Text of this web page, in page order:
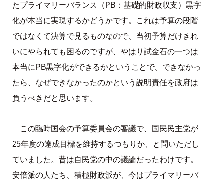
たプライマリーバランス（PB：基礎的財政収支）黒字
化が本当に実現するかどうかです。これは予算の段階
ではなくて決算で見るものなので、当初予算だけきれ
いにやられても困るのですが、やはり試金石の一つは
本当にPB黒字化ができるかということで、できなかっ
たら、なぜできなかったのかという説明責任を政府は
負うべきだと思います。
この臨時国会の予算委員会の審議で、国民民主党が
25年度の達成目標を維持するつもりか、と問いただし
ていました。昔は自民党の中の議論だったわけです。
安倍派の人たち、積極財政派が、今はプライマリーバ